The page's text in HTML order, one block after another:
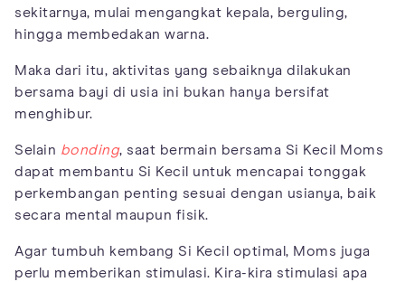
sekitarnya, mulai mengangkat kepala, berguling,
hingga membedakan warna.
Maka dari itu, aktivitas yang sebaiknya dilakukan
bersama bayi di usia ini bukan hanya bersifat
menghibur.
Selain bonding, saat bermain bersama Si Kecil Moms
dapat membantu Si Kecil untuk mencapai tonggak
perkembangan penting sesuai dengan usianya, baik
secara mental maupun fisik.
Agar tumbuh kembang Si Kecil optimal, Moms juga
perlu memberikan stimulasi. Kira-kira stimulasi apa